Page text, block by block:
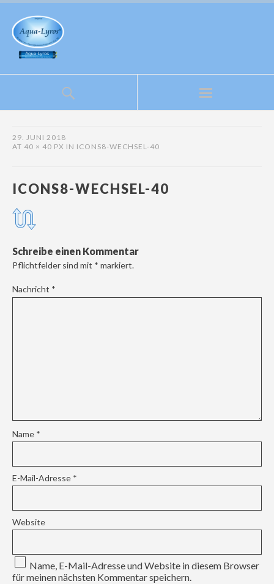
29. JUNI 2018
AT 40 × 40 PX IN ICONS8-WECHSEL-40
ICONS8-WECHSEL-40
Schreibe einen Kommentar
Pflichtfelder sind mit * markiert.
Nachricht *
Name *
E-Mail-Adresse *
Website
Name, E-Mail-Adresse und Website in diesem Browser
für meinen nächsten Kommentar speichern.